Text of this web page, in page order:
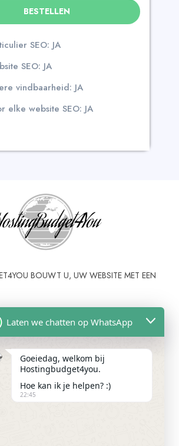
SEO: JA
SEO: JA
vindbaarheid: JA
elke website SEO: JA
BESTELLEN
BOUWT U, UW WEBSITE MET EEN
Laten we chatten op WhatsApp
Goeiedag, welkom bij
Hostingbudget4you.
Hoe kan ik je helpen? :)
22:45